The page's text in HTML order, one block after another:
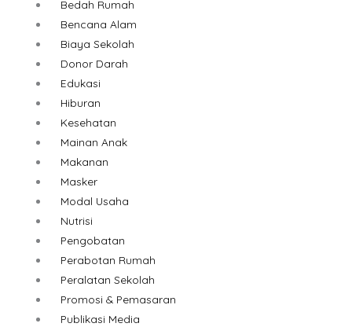
Bedah Rumah
Bencana Alam
Biaya Sekolah
Donor Darah
Edukasi
Hiburan
Kesehatan
Mainan Anak
Makanan
Masker
Modal Usaha
Nutrisi
Pengobatan
Perabotan Rumah
Peralatan Sekolah
Promosi & Pemasaran
Publikasi Media